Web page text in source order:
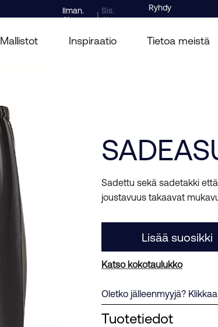
Ilman.
Alv
| Sis.
Alv
Ryhdy
Mallistot Inspiraatio Tietoa meistä
Sadettu sekä sadetakki
joustavuus takaavat
Lisää suosikki
Katso kokotaulukko
Oletko jälleenmyyjä?
Tuotetiedot